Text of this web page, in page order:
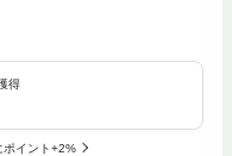
得
ポイント+2%